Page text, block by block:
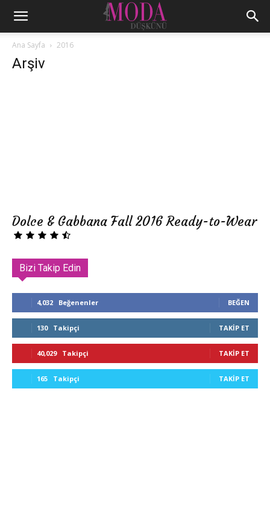
Ana Sayfa 2016
Arşiv
Dolce & Gabbana Fall 2016 Ready-to-Wear
Bizi Takip Edin
4,032 Beğenenler BEĞEN
130 Takipçi TAKIP ET
40,029 Takipçi TAKIP ET
165 Takipçi TAKIP ET